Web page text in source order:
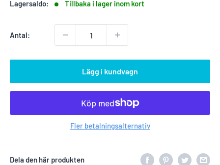
Lagersaldo: Tillbaka i lager inom kort
Antal:
Lägg i kundvagn
Fler betalningsalternativ
Dela den här produkten